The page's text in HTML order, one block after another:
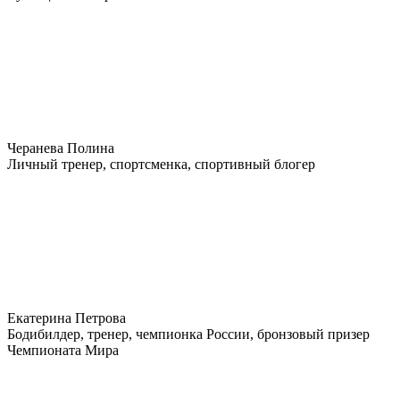
Черанева Полина
Личный тренер, спортсменка, спортивный блогер
Екатерина Петрова
Бодибилдер, тренер, чемпионка России, бронзовый призер
Чемпионата Мира